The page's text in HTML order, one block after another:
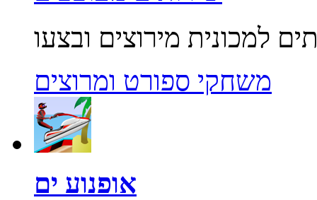
משחקי ספורט ומרוצים
אופנוע ים